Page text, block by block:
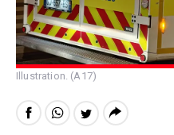
Illustration. (A17)